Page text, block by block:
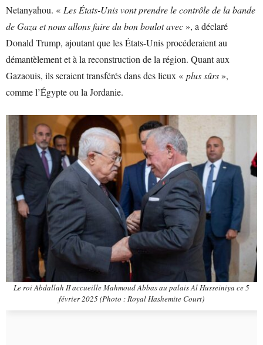
Netanyahou. « Les États-Unis vont prendre le contrôle de la bande
de Gaza et nous allons faire du bon boulot avec», a déclaré
Donald Trump, ajoutant que les États-Unis procéderaient au
démantèlement et à la reconstruction de la région. Quant aux
Gazaouis, ils seraient transférés dans des lieux « plus sûrs»,
comme l’Égypte ou la Jordanie.
Le roi Abdallah II accueille Mahmoud Abbas au palais Al Husseiniya ce 5
février 2025 (Photo : Royal Hashemite Court)